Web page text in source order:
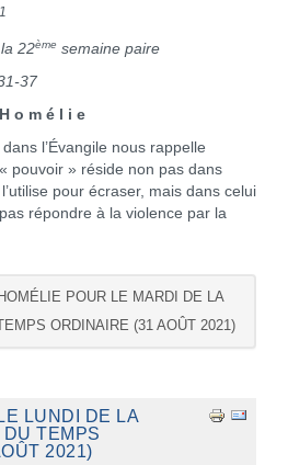
22ème semaine paire
37
H o m é l i e
l’Évangile nous rappelle
pouvoir » réside non pas dans
pour écraser, mais dans celui
répondre à la violence par la
POUR LE MARDI DE LA
ORDINAIRE (31 AOÛT 2021)
LUNDI DE LA
TEMPS
2021)